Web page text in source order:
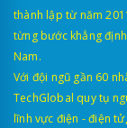
thành lập từ năm
từng bước khẳng
Nam.
Với đội ngũ gần 60
TechGlobal quy tụ
lĩnh vực điện - điện